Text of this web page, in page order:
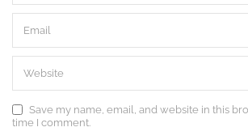
Save my name, email, and website in this
time I comment.